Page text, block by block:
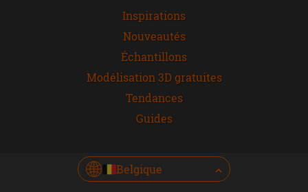
Inspirations
Nouveautés
Échantillons
Modélisation 3D gratuites
Tendances
Guides
Belgique